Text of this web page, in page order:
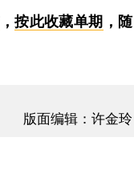
，按此收藏单期 ，随
版面编辑：许金玲